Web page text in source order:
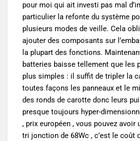
pour moi qui ait investi pas mal
particulier la refonte du système
plusieurs modes de veille. Cela
ajouter des composants sur
la plupart des fonctions.
batteries baisse tellement que les
plus simples : il suffit de tripler la
toutes façons les panneaux et le
des ronds de carotte donc leurs
presque toujours hyper-
, prix européen , vous pouvez avoir
tri jonction de 68Wc , c’est le coût